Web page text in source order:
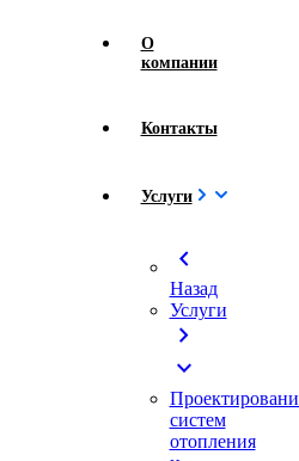
О
компании
Контакты
Услуги
chevron_left
Назад
Услуги
chevron_right
expand_more
систем
отопления